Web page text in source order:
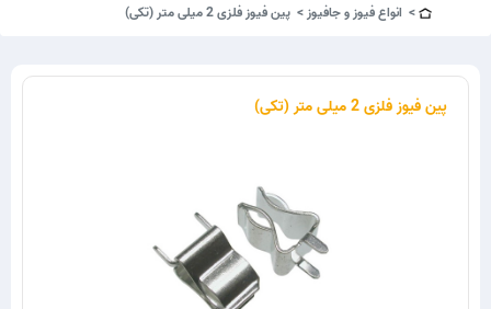
انواع فیوز و جافیوز پین فیوز فلزی 2 میلی متر (تکی)
پین فیوز فلزی 2 میلی متر (تکی)